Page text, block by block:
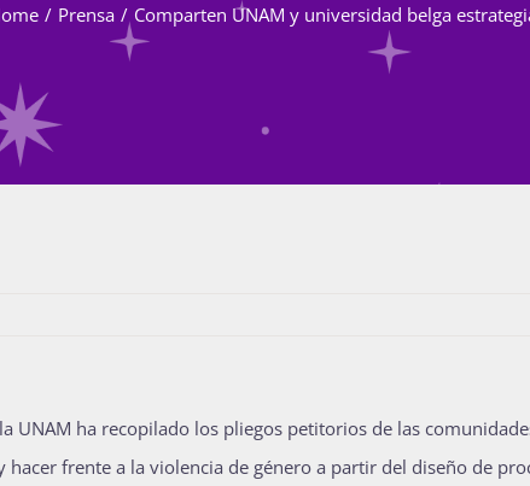
Prensa Comparten UNAM y universidad belga
UNAM ha recopilado los pliegos petitorios de las
frente a la violencia de género a partir del diseño de